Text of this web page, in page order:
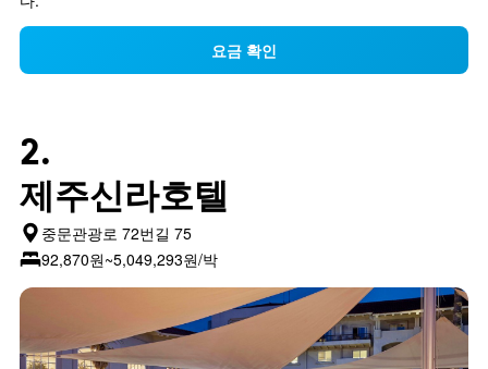
요금 확인
2.
제주신라호텔
중문관광로 72번길 75
92,870원~5,049,293원/박